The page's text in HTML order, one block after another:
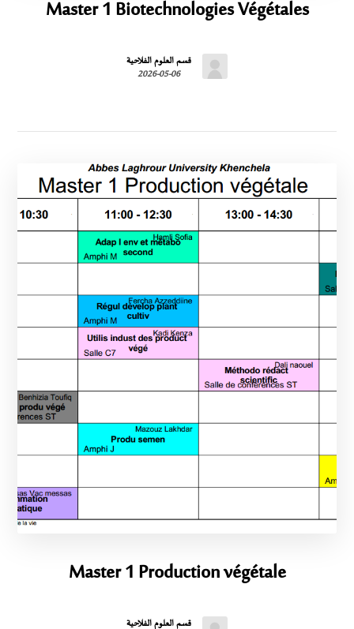
Master 1 Biotechnologies Végétales
قسم العلوم الفلاحية
2026-05-06
Master 1 Production végétale
قسم العلوم الفلاحية